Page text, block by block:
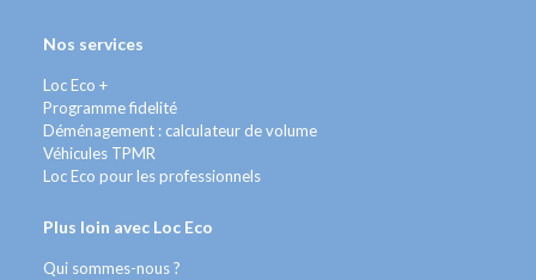
Nos services
Loc Eco +
Programme fidelité
Déménagement : calculateur de volume
Véhicules TPMR
Loc Eco pour les professionnels
Plus loin avec Loc Eco
Qui sommes-nous ?